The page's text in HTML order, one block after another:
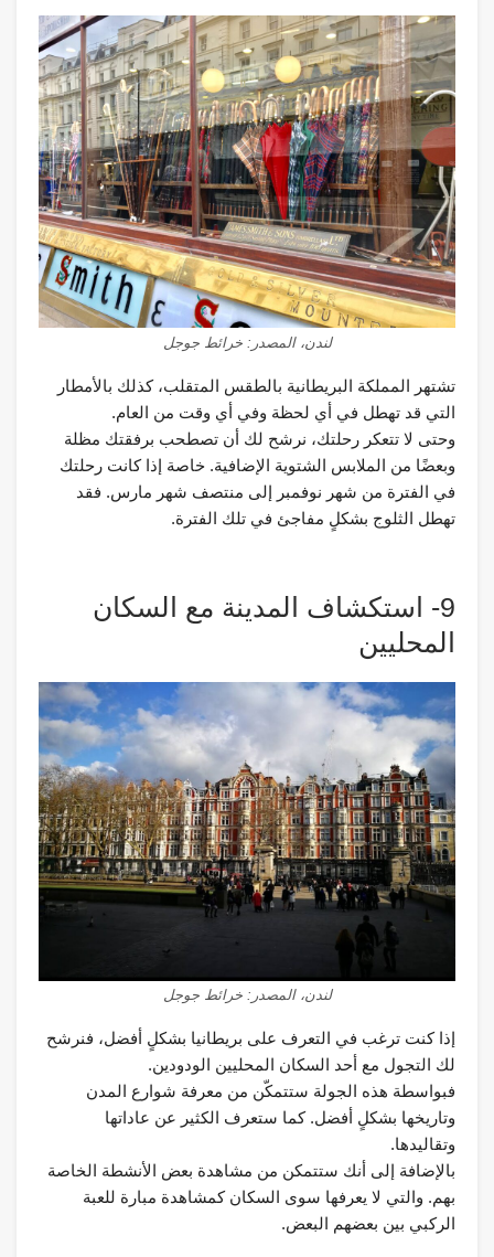
لندن، المصدر: خرائط جوجل
تشتهر المملكة البريطانية بالطقس المتقلب، كذلك بالأمطار
التي قد تهطل في أي لحظة وفي أي وقت من العام.
وحتى لا تتعكر رحلتك، نرشح لك أن تصطحب برفقتك مظلة
وبعضًا من الملابس الشتوية الإضافية. خاصة إذا كانت رحلتك
في الفترة من شهر نوفمبر إلى منتصف شهر مارس. فقد
تهطل الثلوج بشكلٍ مفاجئ في تلك الفترة.
9- استكشاف المدينة مع السكان
المحليين
لندن، المصدر: خرائط جوجل
إذا كنت ترغب في التعرف على بريطانيا بشكلٍ أفضل، فنرشح
لك التجول مع أحد السكان المحليين الودودين.
فبواسطة هذه الجولة ستتمكّن من معرفة شوارع المدن
وتاريخها بشكلٍ أفضل. كما ستعرف الكثير عن عاداتها
وتقاليدها.
بالإضافة إلى أنك ستتمكن من مشاهدة بعض الأنشطة الخاصة
بهم. والتي لا يعرفها سوى السكان كمشاهدة مبارة للعبة
الركبي بين بعضهم البعض.